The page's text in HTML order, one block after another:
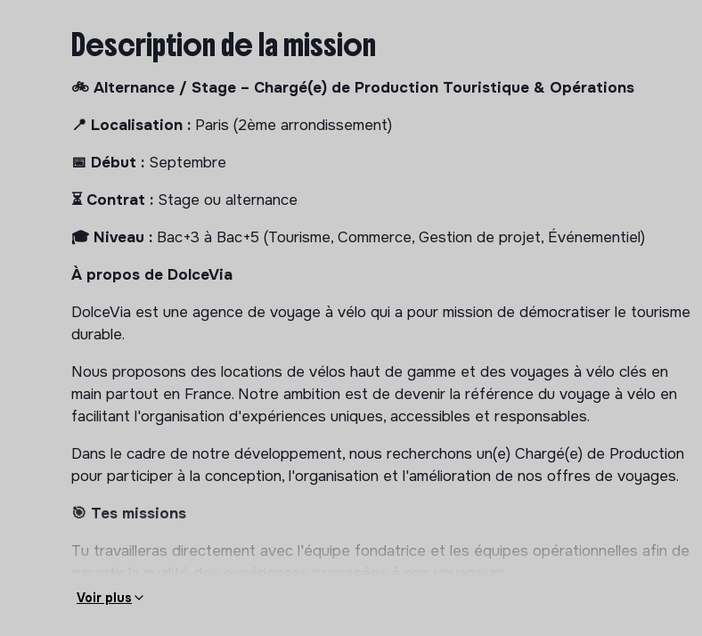
Description de la mission
🚲 Alternance / Stage – Chargé(e) de Production Touristique & Opérations
📍 Localisation : Paris (2ème arrondissement)
📅 Début : Septembre
⏳ Contrat : Stage ou alternance
🎓 Niveau : Bac+3 à Bac+5 (Tourisme, Commerce, Gestion de projet, Événementiel)
À propos de DolceVia
DolceVia est une agence de voyage à vélo qui a pour mission de démocratiser le tourisme
durable.
Nous proposons des locations de vélos haut de gamme et des voyages à vélo clés en
main partout en France. Notre ambition est de devenir la référence du voyage à vélo en
facilitant l'organisation d'expériences uniques, accessibles et responsables.
Dans le cadre de notre développement, nous recherchons un(e) Chargé(e) de Production
pour participer à la conception, l'organisation et l'amélioration de nos offres de voyages.
🎯 Tes missions
Tu travailleras directement avec l'équipe fondatrice et les équipes opérationnelles afin de
1️⃣ Production et création de voyages
Voir plus